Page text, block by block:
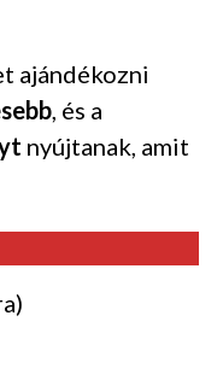
ajándékozni
, és a
nyújtanak, amit